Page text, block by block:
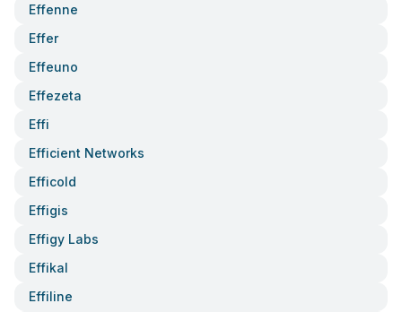
Effenne
Effer
Effeuno
Effezeta
Effi
Efficient Networks
Efficold
Effigis
Effigy Labs
Effikal
Effiline